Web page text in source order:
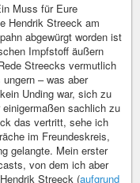
Muss für Eure
Hendrik Streeck am
abgewürgt worden ist
Impfstoff äußern
Streecks vermutlich
– was aber
Unding war, sich zu
sachlich zu
das vertritt, sehe ich
im Freundeskreis,
gelangte. Mein erster
von dem ich aber
Streeck (aufgrund